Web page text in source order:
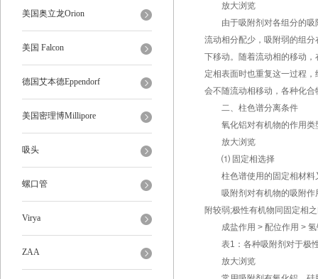
美国奥立龙Orion
美国 Falcon
德国艾本德Eppendorf
美国密理博Millipore
吸头
螺口管
Virya
ZAA
放大浏览
由于吸附剂对各组分的吸
流动相分配少，吸附弱的组
下移动。随着流动相的移动
定相表面时也重复这一过程
会不随流动相移动，各种化
二、柱色谱分离条件
氧化铝对有机物的作用类
放大浏览
⑴ 固定相选择
柱色谱使用的固定相材料
吸附剂对有机物的吸附作
附较弱;极性有机物同固定相
成盐作用 > 配位作用 >
表1 ：各种吸附剂对于极
放大浏览